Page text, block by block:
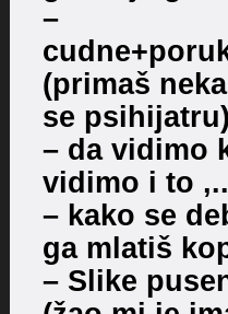
–
(primaš
se
– da vidimo
vidimo i to
– kako se
ga mlatiš
– Slike